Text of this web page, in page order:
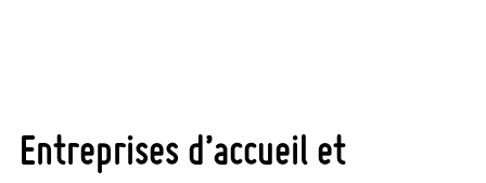
Entreprises d’accueil et